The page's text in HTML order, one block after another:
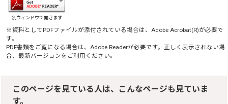
別ウィンドウで開きます
※資料としてPDFファイルが添付されている場合は、Adobe Acrobat(R)が必要で
す。
PDF書類をご覧になる場合は、Adobe Readerが必要です。正しく表示されない場
合、最新バージョンをご利用ください。
このページを見ている人は、こんなページも見ていま
す。